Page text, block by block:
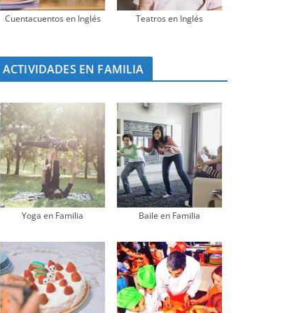
Cuentacuentos en Inglés Teatros en Inglés
ACTIVIDADES EN FAMILIA
Yoga en Familia Baile en Familia